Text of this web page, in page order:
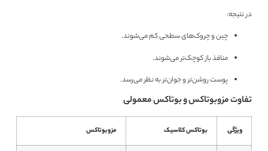
در نتیجه:
چین و چروک‌های سطحی کم می‌شوند.
منافذ باز کوچک‌تر می‌شوند.
پوست روشن‌تر و جوان‌تر به نظر می‌رسد.
تفاوت مزوبوتاکس و بوتاکس معمولی
ویژگی بوتاکس کلاسیک مزوبوتاکس